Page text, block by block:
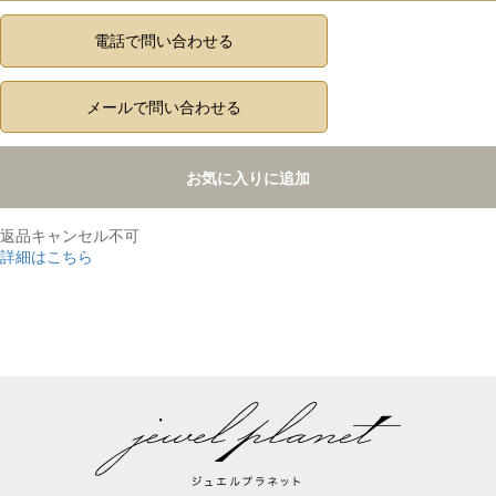
電話で問い合わせる
メールで問い合わせる
お気に入りに追加
返品キャンセル不可
詳細はこちら